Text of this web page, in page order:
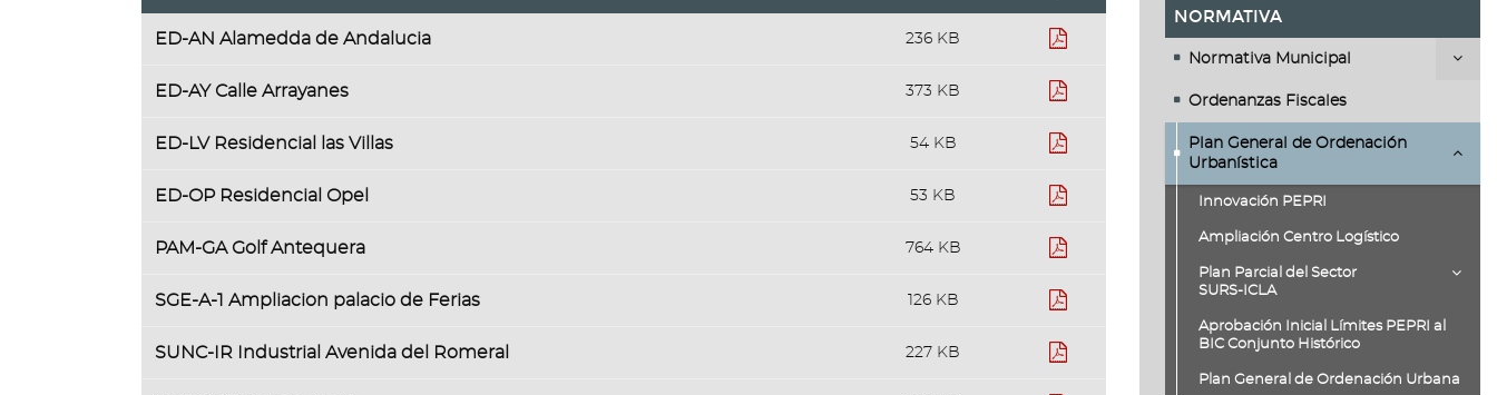
con
lista
ficheros
de
[DOCUMENTOS]
Suspenciones
ED-AN Alamedda de Andalucia 236 KB pdf
ED-AY Calle Arrayanes 373 KB pdf
ED-LV Residencial las Villas 54 KB pdf
ED-OP Residencial Opel 53 KB pdf
PAM-GA Golf Antequera 764 KB pdf
SGE-A-1 Ampliacion palacio de Ferias 126 KB pdf
SUNC-IR Industrial Avenida del Romeral 227 KB pdf
NORMATIVA
Normativa Municipal
Ordenanzas Fiscales
Plan General de Ordenación
Urbanística
Innovación PEPRI
Ampliación Centro Logístico
Plan Parcial del Sector
SURS-ICLA
Aprobación Inicial Límites PEPRI al
BIC Conjunto Histórico
Plan General de Ordenación Urbana